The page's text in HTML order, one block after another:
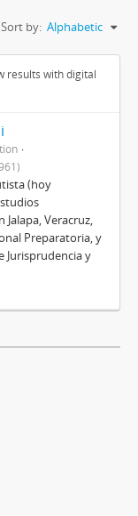
Sort by: Alphabetic
results with digital
(hoy
Veracruz,
Preparatoria, y
Jurisprudencia y